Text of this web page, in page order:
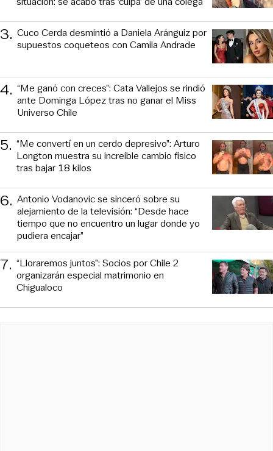
3. Cuco Cerda desmintió a Daniela Aránguiz por
supuestos coqueteos con Camila Andrade
4. “Me ganó con creces”: Cata Vallejos se rindió
ante Dominga López tras no ganar el Miss
Universo Chile
5. “Me convertí en un cerdo depresivo”: Arturo
Longton muestra su increíble cambio físico
tras bajar 18 kilos
6. Antonio Vodanovic se sinceró sobre su
alejamiento de la televisión: “Desde hace
tiempo que no encuentro un lugar donde yo
pudiera encajar”
7. “Lloraremos juntos”: Socios por Chile 2
organizarán especial matrimonio en
Chigualoco